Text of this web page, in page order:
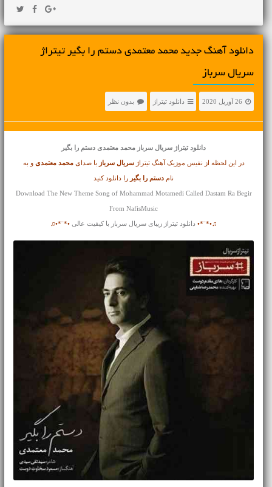
دانلود آهنگ جدید محمد معتمدی دستم را بگیر تیتراژ
سریال سرباز
26 آوریل 2020 دانلود تیتراژ بدون نظر
دانلود تیتراژ سریال سرباز محمد معتمدی دستم را بگیر
در این لحظه از نفیس موزیک آهنگ تیتراژسریال سرباز با صدایمحمد معتمدی و به
نام دستم را بگیر را دانلود کنید
Download The New Theme Song of Mohammad Motamedi Called Dastam Ra Begir
From NafisMusic
♫•*¨*•دانلود تیتراژ زیبای سریال سرباز با کیفیت عالی •*¨*•♫